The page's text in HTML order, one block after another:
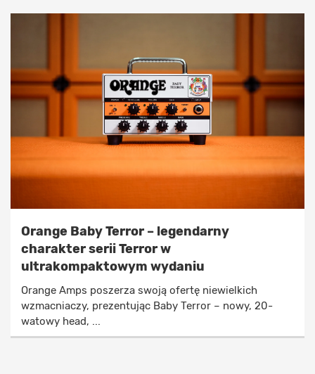
Orange Baby Terror – legendarny
charakter serii Terror w
ultrakompaktowym wydaniu
Orange Amps poszerza swoją ofertę niewielkich
wzmacniaczy, prezentując Baby Terror – nowy, 20-
watowy head, ...